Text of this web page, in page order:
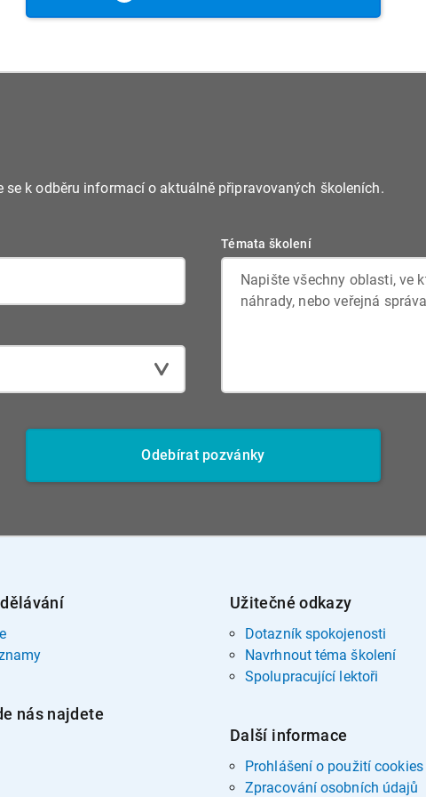
webináře nás prosím
k odběru informací o aktuálně připravovaných školeních.
Témata školení
Odebírat pozvánky
nás najdete
Užitečné odkazy
Dotazník spokojenosti
Navrhnout téma školení
Spolupracující lektoři
Další informace
Prohlášení o použití cookies
Zpracování osobních údajů